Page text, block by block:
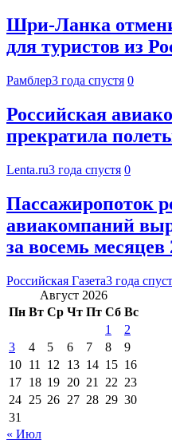
Шри-Ланка
для туристов из
Рамблер3 года спустя 0
Российская
прекратила
Lenta.ru3 года спустя 0
Пассажиропоток
авиакомпаний
за восемь месяцев
Российская Газета3 года
Август 2026
Пн Вт Ср Чт Пт Сб Вс
1
2
3
4 5 6 7 8
9
10 11 12 13 14 15 16
17 18 19 20 21 22 23
24 25 26 27 28 29 30
31
« Июл